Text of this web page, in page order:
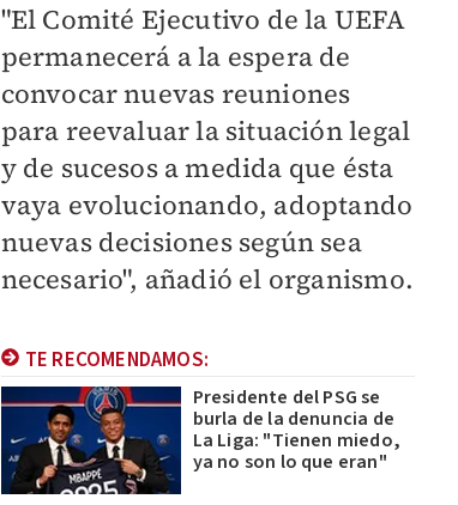
"El Comité Ejecutivo de la UEFA
permanecerá a la espera de
convocar nuevas reuniones
para reevaluar la situación legal
y de sucesos a medida que ésta
vaya evolucionando, adoptando
nuevas decisiones según sea
necesario", añadió el organismo.
TE RECOMENDAMOS:
Presidente del PSG se
burla de la denuncia de
La Liga: "Tienen miedo,
ya no son lo que eran"